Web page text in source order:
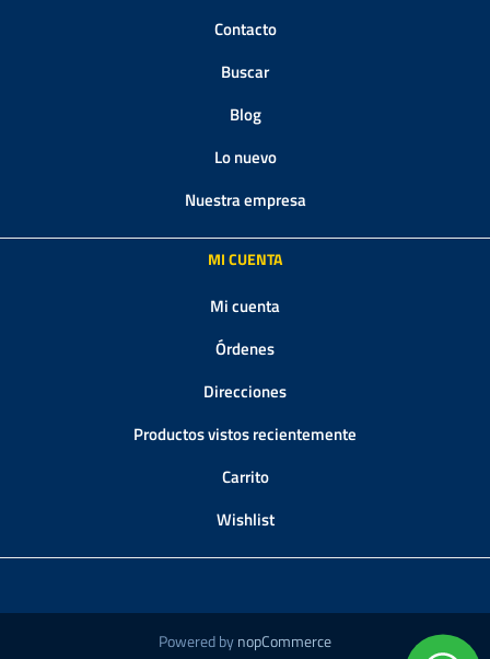
Contacto
Buscar
Blog
Lo nuevo
Nuestra empresa
MI CUENTA
Mi cuenta
Órdenes
Direcciones
Productos vistos recientemente
Carrito
Wishlist
Powered bynopCommerce